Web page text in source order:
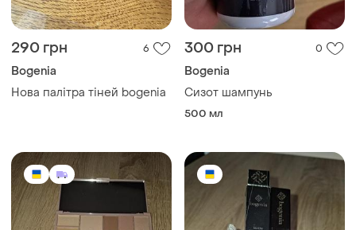
290 грн 6
Bogenia
Нова палітра тіней bogenia
300 грн 0
Bogenia
Сизот шампунь
500 мл